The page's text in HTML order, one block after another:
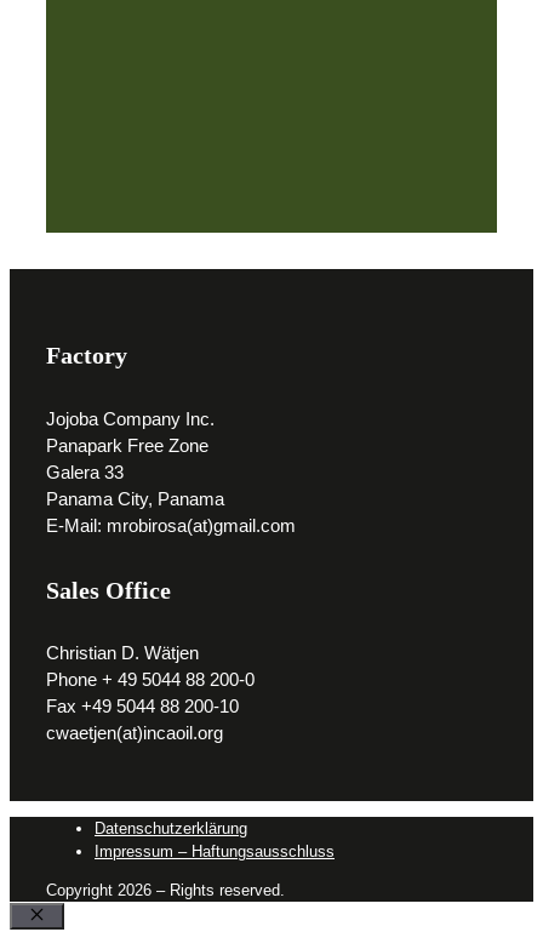
Factory
Jojoba Company Inc.
Panapark Free Zone
Galera 33
Panama City, Panama
E-Mail: mrobirosa(at)gmail.com
Sales Office
Christian D. Wätjen
Phone + 49 5044 88 200-0
Fax +49 5044 88 200-10
cwaetjen(at)incaoil.org
Datenschutz­erklärung
Impressum – Haftungsausschluss
Copyright 2026 – Rights reserved.